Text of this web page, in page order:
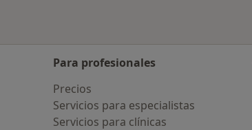
Para profesionales
Precios
Servicios para especialistas
Servicios para clínicas